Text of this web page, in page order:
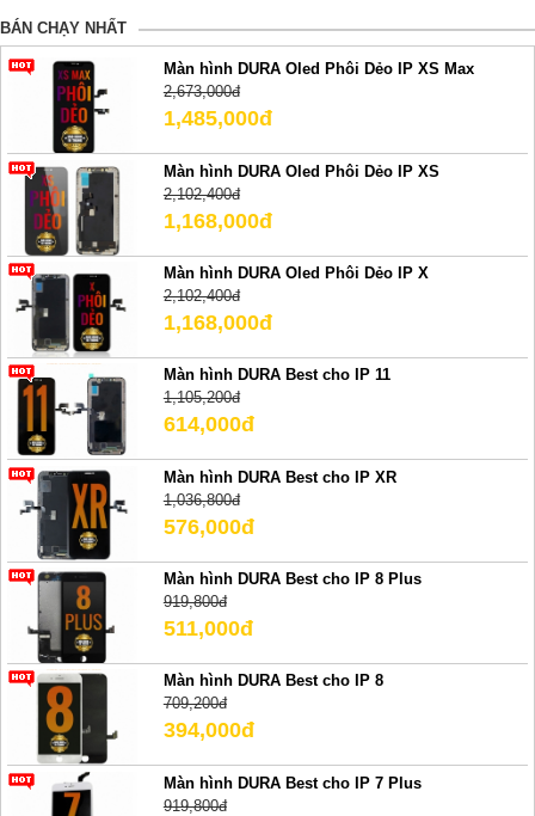
BÁN CHẠY NHẤT
Màn hình DURA Oled Phôi Dẻo IP XS Max
2,673,000đ
1,485,000đ
Màn hình DURA Oled Phôi Dẻo IP XS
2,102,400đ
1,168,000đ
Màn hình DURA Oled Phôi Dẻo IP X
2,102,400đ
1,168,000đ
Màn hình DURA Best cho IP 11
1,105,200đ
614,000đ
Màn hình DURA Best cho IP XR
1,036,800đ
576,000đ
Màn hình DURA Best cho IP 8 Plus
919,800đ
511,000đ
Màn hình DURA Best cho IP 8
709,200đ
394,000đ
Màn hình DURA Best cho IP 7 Plus
919,800đ